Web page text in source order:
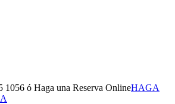
1056 ó Haga una Reserva OnlineHAGA